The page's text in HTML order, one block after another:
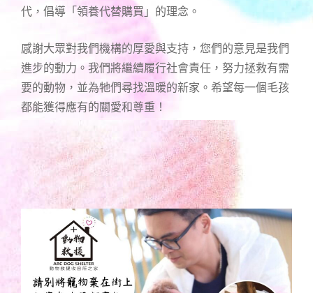
代，倡導「領養代替購買」的理念。
感謝大眾對我們機構的厚愛與支持，您們的意見是我們
進步的動力。我們將繼續履行社會責任，努力拯救有需
要的動物，並為牠們尋找溫暖的新家。希望每一個毛孩
都能獲得應有的關愛和尊重！